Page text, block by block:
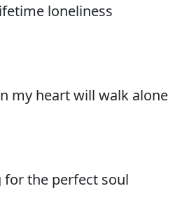
loneliness
my heart will walk alone
the perfect soul